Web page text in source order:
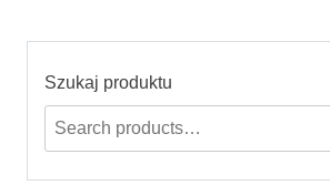
Szukaj produktu